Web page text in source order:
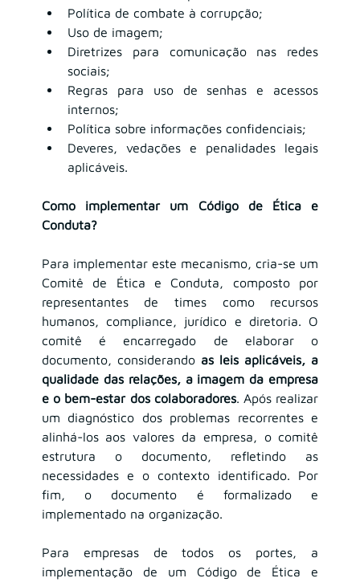
Política de combate à corrupção;
Uso de imagem;
Diretrizes para comunicação nas redes
sociais;
Regras para uso de senhas e acessos
internos;
Política sobre informações confidenciais;
Deveres, vedações e penalidades legais
aplicáveis.
Como implementar um Código de Ética e
Conduta?
Para implementar este mecanismo, cria-se um
Comitê de Ética e Conduta, composto por
representantes de times como recursos
humanos, compliance, jurídico e diretoria. O
comitê é encarregado de elaborar o
documento, considerando as leis aplicáveis, a
qualidade das relações, a imagem da empresa
e o bem-estar dos colaboradores. Após realizar
um diagnóstico dos problemas recorrentes e
alinhá-los aos valores da empresa, o comitê
estrutura o documento, refletindo as
necessidades e o contexto identificado. Por
fim, o documento é formalizado e
implementado na organização.
Para empresas de todos os portes, a
implementação de um Código de Ética e